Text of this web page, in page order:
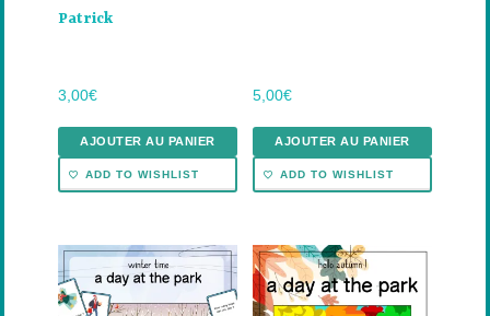
Patrick
3,00€
AJOUTER AU PANIER
ADD TO WISHLIST
5,00€
AJOUTER AU PANIER
ADD TO WISHLIST